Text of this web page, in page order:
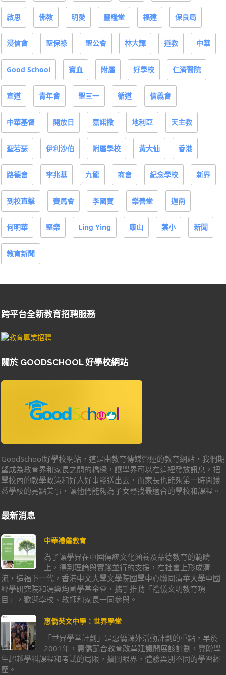
啟思 佛教 明愛 靈糧堂 福建 保良局
浸信會 聖保祿 聖公會 林大輝 道教 中華
Good School 寶血 附屬 好學校 仁濟醫院
宣道 青年會 聖三一 循道 信義會
中華基督 開放日 嘉諾撒 地利亞 天主教
聖若瑟 伊利沙伯 附屬學校 黃大仙 香港
路德會 李兆基 九龍 商會 紀念學校 新界
到校直擊 賽馬會 李國寶 樂善堂 迦南
何明華 堅樂 Ling Ying 康山 葉小 新聞
教育新聞
跨平台全新教育招聘服務
關於 GOODSCHOOL 好學校網站
GoodSchool好學校網站，這是由教育傳媒營運的教育網站，我們期
望成為教育界和家長之間的橋樑，讓學界可以在這裡發放訊息，把
學校內的教學政策和好人好事發送出去，而家長也能夠第一時間獲
悉學校的亮點美事，讓他們能夠為子女尋找最適合的學校和課程。
最新消息
中華禮儀教育
為了讓學界在中國傳統文化涵養及品德教育的範疇
上，得到理論與實踐並行的支援，在社會上形成清
流，造福下一代，香港中文大學文學院國學中心聯同清華大學中國
經學研究院和馮燊均國學基金會，攜手推動「禮儀文明教育項
目」，歡迎學校、教師和家長一同參與。
惠僑英文中學：世界學堂
「世界學堂計劃」是惠僑課外活動計劃的重點，早於
2001年，惠僑配合教育改革建議開展該計劃，冀盼學
生超越學科課程和考試的局限，擴闊眼界，體驗與別不同的學習經
歷。